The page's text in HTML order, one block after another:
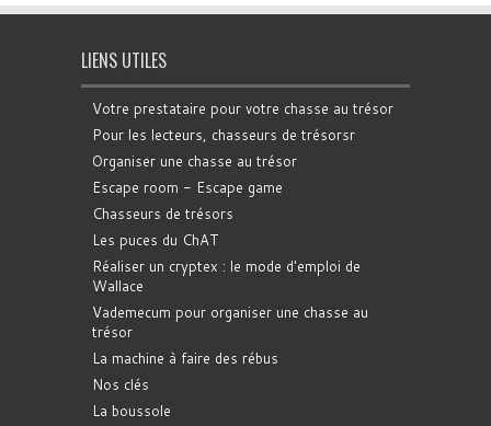
LIENS UTILES
Votre prestataire pour votre chasse au trésor
Pour les lecteurs, chasseurs de trésorsr
Organiser une chasse au trésor
Escape room - Escape game
Chasseurs de trésors
Les puces du ChAT
Réaliser un cryptex : le mode d'emploi de
Wallace
Vademecum pour organiser une chasse au
trésor
La machine à faire des rébus
Nos clés
La boussole